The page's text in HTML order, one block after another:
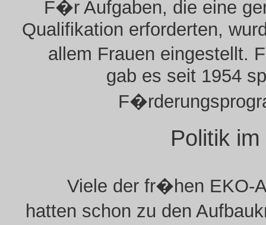
F�r Aufgaben, die eine
Qualifikation erforderten,
allem Frauen eingestellt.
gab es seit 1954
Politik
Viele der fr�hen EKO-
hatten schon zu den